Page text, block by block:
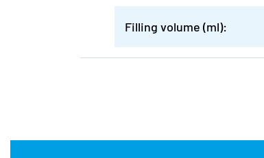
Filling volume (ml):